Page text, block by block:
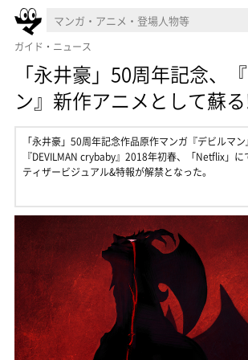
ガイド・ニュース
「永井豪」50周年記念、
ン』新作アニメとして蘇
「永井豪」50周年記念作品原作マンガ『デビルマ
『DEVILMAN crybaby』2018年初春、「Netflix」
ティザービジュアル&特報が解禁となった。